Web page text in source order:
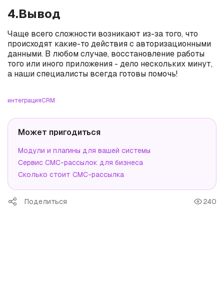
4.Вывод
Чаще всего сложности возникают из-за того, что
происходят какие-то действия с авторизационными
данными. В любом случае, восстановление работы
того или иного приложения - дело нескольких минут,
а наши специалисты всегда готовы помочь!
интеграцияCRM
Может пригодиться
Модули и плагины для вашей системы
Сервис СМС-рассылок для бизнеса
Сколько стоит СМС-рассылка
Поделиться 240